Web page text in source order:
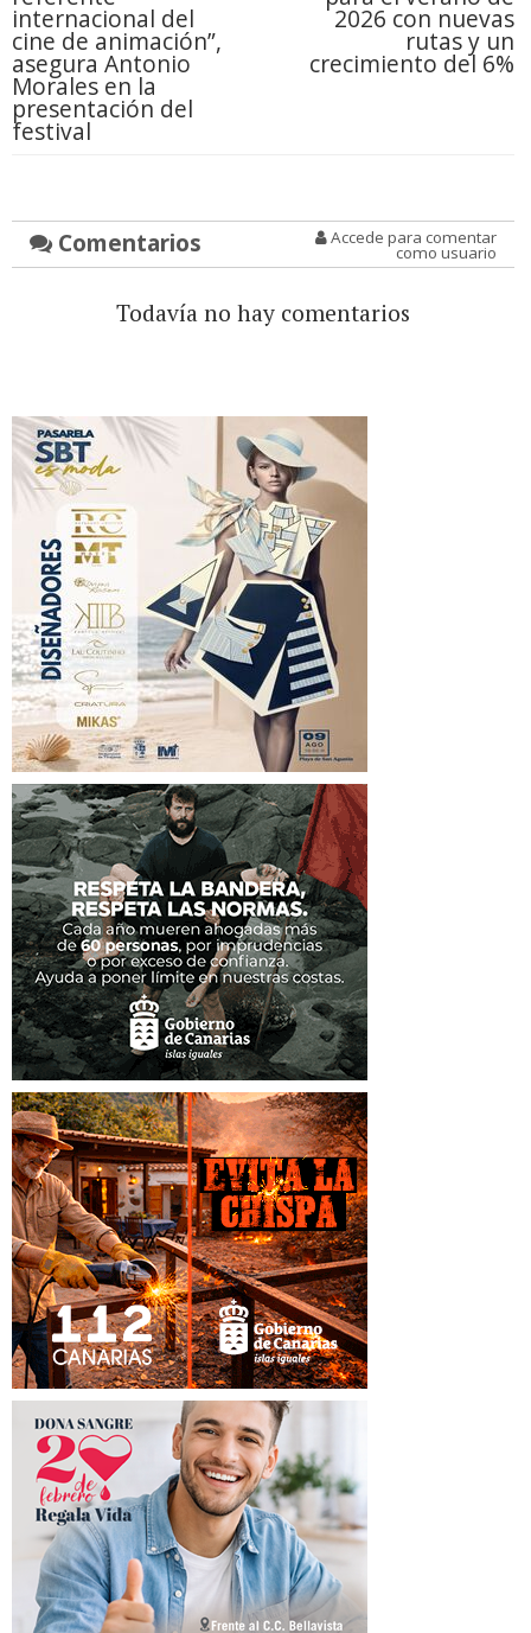
internacional del
cine de animación”,
asegura Antonio
Morales en la
presentación del
festival
2026 con nuevas
rutas y un
crecimiento del 6%
Comentarios Accede para comentar
como usuario
Todavía no hay comentarios